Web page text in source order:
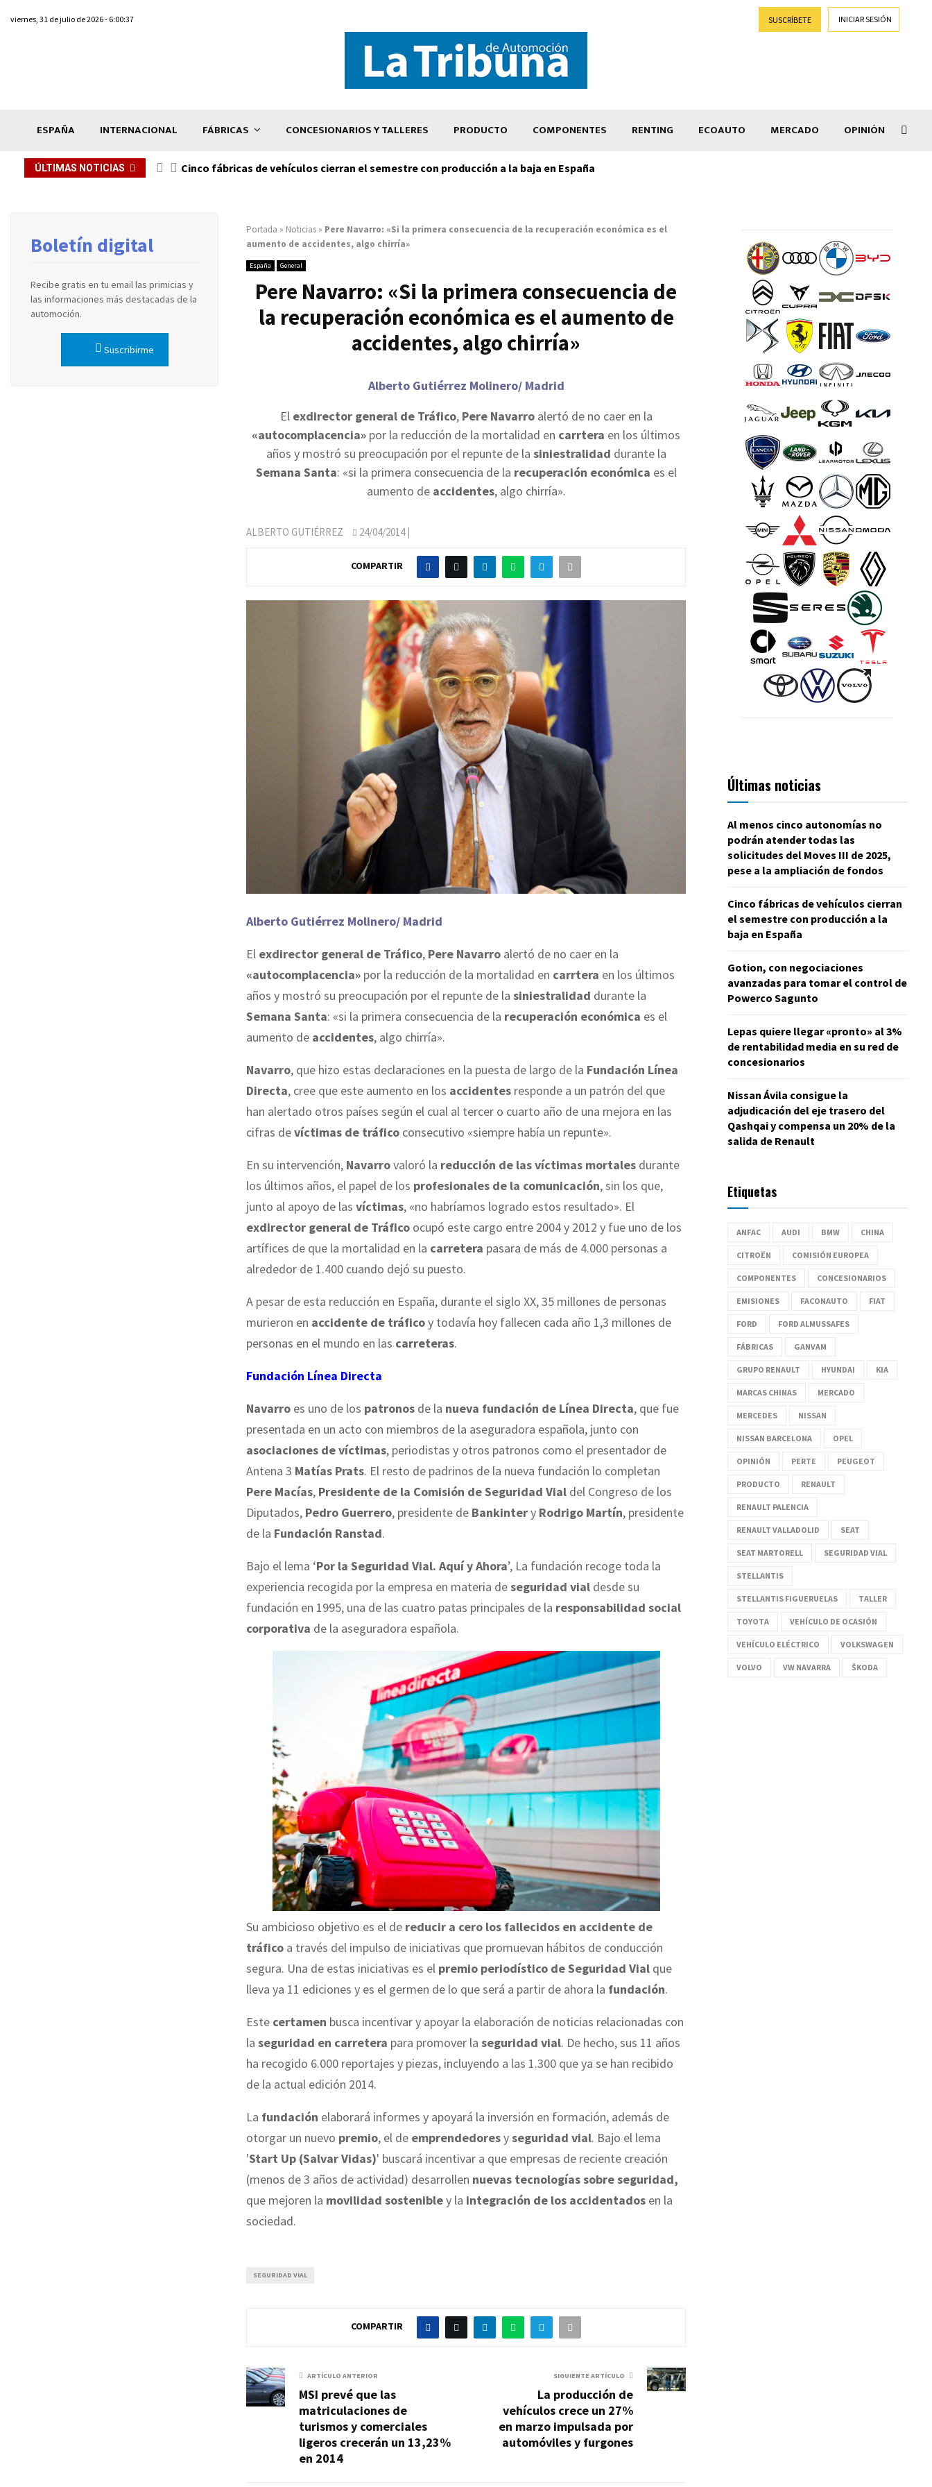
viernes, 31 de julio de 2026 - 6:00:37 SUSCRÍBETE INICIAR SESIÓN
ESPAÑA INTERNACIONAL FÁBRICAS CONCESIONARIOS Y TALLERES PRODUCTO COMPONENTES RENTING ECOAUTO MERCADO OPINIÓN
ÚLTIMAS NOTICIAS Cinco fábricas de vehículos cierran el semestre con producción a la baja en España
Portada » Noticias » Pere Navarro: «Si la primera consecuencia de la recuperación económica es el
aumento de accidentes, algo chirría»
España General
Pere Navarro: «Si la primera consecuencia de
la recuperación económica es el aumento de
accidentes, algo chirría»
Alberto Gutiérrez Molinero/ Madrid
El exdirector general de Tráfico, Pere Navarroalertó de no caer en la
«autocomplacencia» por la reducción de la mortalidad en carrtera en los últimos
años y mostró su preocupación por el repunte de la siniestralidad durante la
Semana Santa: «si la primera consecuencia de la recuperación económica es el
aumento de accidentes, algo chirría».
ALBERTO GUTIÉRREZ 24/04/2014|
COMPARTIR
Alberto Gutiérrez Molinero/ Madrid
El exdirector general de Tráfico, Pere Navarro alertó de no caer en la
«autocomplacencia» por la reducción de la mortalidad en carrtera en los últimos
años y mostró su preocupación por el repunte de la siniestralidad durante la
Semana Santa: «si la primera consecuencia de la recuperación económica es el
aumento de accidentes, algo chirría».
Navarro, que hizo estas declaraciones en la puesta de largo de la Fundación Línea
Directa, cree que este aumento en los accidentes responde a un patrón del que
han alertado otros países según el cual al tercer o cuarto año de una mejora en las
cifras devíctimas de tráfico consecutivo «siempre había un repunte».
En su intervención, Navarrovaloró la reducción de las víctimas mortales durante
los últimos años, el papel de los profesionales de la comunicación, sin los que,
junto al apoyo de las víctimas, «no habríamos logrado estos resultado». El
exdirector general de Tráfico ocupó este cargo entre 2004 y 2012 y fue uno de los
artífices de que la mortalidad en la carretera pasara de más de 4.000 personas a
alrededor de 1.400 cuando dejó su puesto.
A pesar de esta reducción en España, durante el siglo XX, 35 millones de personas
murieron en accidente de tráficoy todavía hoy fallecen cada año 1,3 millones de
personas en el mundo en las carreteras.
Fundación Línea Directa
Navarro es uno de los patronos de la nueva fundación de Línea Directa, que fue
presentada en un acto con miembros de la aseguradora española, junto con
asociaciones de víctimas, periodistas y otros patronos como el presentador de
Antena 3 Matías Prats. El resto de padrinos de la nueva fundación lo completan
Pere Macías, Presidente de la Comisión de Seguridad Vial del Congreso de los
Diputados, Pedro Guerrero, presidente de Bankintery Rodrigo Martín, presidente
de la Fundación Ranstad.
Bajo el lema ‘Por la Seguridad Vial. Aquí y Ahora’, La fundación recoge toda la
experiencia recogida por la empresa en materia deseguridad vial desde su
fundación en 1995, una de las cuatro patas principales de la responsabilidad social
corporativa de la aseguradora española.
Su ambicioso objetivo es el de reducir a cero los fallecidos en accidente de
tráfico a través del impulso de iniciativas que promuevan hábitos de conducción
segura. Una de estas iniciativas es el premio periodístico de Seguridad Vial que
lleva ya 11 ediciones y es el germen de lo que será a partir de ahora la fundación.
Este certamen busca incentivar y apoyar la elaboración de noticias relacionadas con
la seguridad en carretera para promover la seguridad vial. De hecho, sus 11 años
ha recogido 6.000 reportajes y piezas, incluyendo a las 1.300 que ya se han recibido
de la actual edición 2014.
La fundación elaborará informes y apoyará la inversión en formación, además de
otorgar un nuevo premio, el de emprendedoresyseguridad vial. Bajo el lema
'Start Up (Salvar Vidas)' buscará incentivar a que empresas de reciente creación
(menos de 3 años de actividad) desarrollen nuevas tecnologías sobre seguridad,
que mejoren la movilidad sostenibley la integración de los accidentados en la
sociedad.
SEGURIDAD VIAL
COMPARTIR
ARTÍCULO ANTERIOR
MSI prevé que las
matriculaciones de
turismos y comerciales
ligeros crecerán un 13,23%
en 2014
SIGUIENTE ARTÍCULO
La producción de
vehículos crece un 27%
en marzo impulsada por
automóviles y furgones
Boletín digital
Recibe gratis en tu email las primicias y
las informaciones más destacadas de la
automoción.
Suscribirme
Últimas noticias
Al menos cinco autonomías no
podrán atender todas las
solicitudes del Moves III de 2025,
pese a la ampliación de fondos
Cinco fábricas de vehículos cierran
el semestre con producción a la
baja en España
Gotion, con negociaciones
avanzadas para tomar el control de
Powerco Sagunto
Lepas quiere llegar «pronto» al 3%
de rentabilidad media en su red de
concesionarios
Nissan Ávila consigue la
adjudicación del eje trasero del
Qashqai y compensa un 20% de la
salida de Renault
Etiquetas
ANFAC AUDI BMW CHINA
CITROËN COMISIÓN EUROPEA
COMPONENTES CONCESIONARIOS
EMISIONES FACONAUTO FIAT
FORD FORD ALMUSSAFES
FÁBRICAS GANVAM
GRUPO RENAULT HYUNDAI KIA
MARCAS CHINAS MERCADO
MERCEDES NISSAN
NISSAN BARCELONA OPEL
OPINIÓN PERTE PEUGEOT
PRODUCTO RENAULT
RENAULT PALENCIA
RENAULT VALLADOLID SEAT
SEAT MARTORELL SEGURIDAD VIAL
STELLANTIS
STELLANTIS FIGUERUELAS TALLER
TOYOTA VEHÍCULO DE OCASIÓN
VEHÍCULO ELÉCTRICO VOLKSWAGEN
VOLVO VW NAVARRA ŠKODA